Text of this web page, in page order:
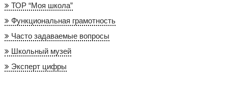
ТОР “Моя школа”
Функциональная грамотность
Часто задаваемые вопросы
Школьный музей
Эксперт цифры